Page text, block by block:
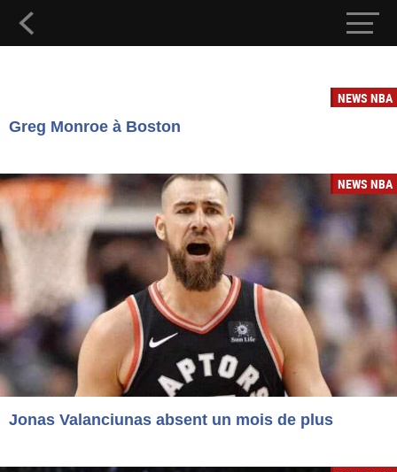
NEWS NBA
Greg Monroe à Boston
NEWS NBA
Jonas Valanciunas absent un mois de plus